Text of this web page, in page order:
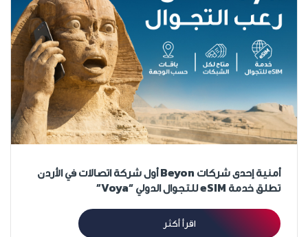
أمنية إحدى شركات Beyon أول شركة اتصالات في الأردن
تطلق خدمة eSIM للتجوال الدولي “Voya”
اقرأ أكثر